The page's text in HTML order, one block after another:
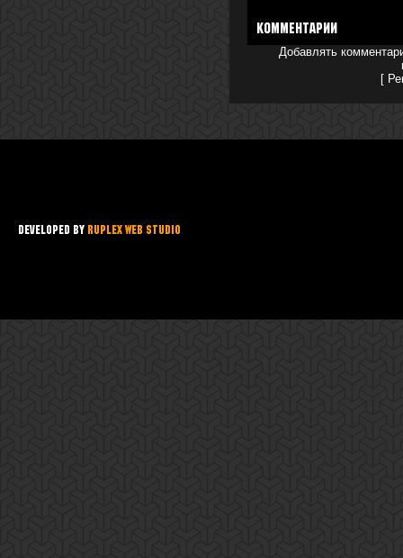
Комментарии
Добавлять
[
Developed by Ruplex Web Studio